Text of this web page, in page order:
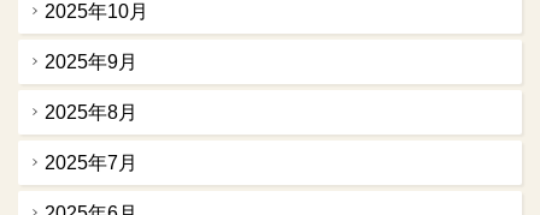
2025年10月
2025年9月
2025年8月
2025年7月